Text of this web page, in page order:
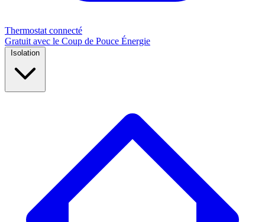
Thermostat connecté
Gratuit avec le Coup de Pouce Énergie